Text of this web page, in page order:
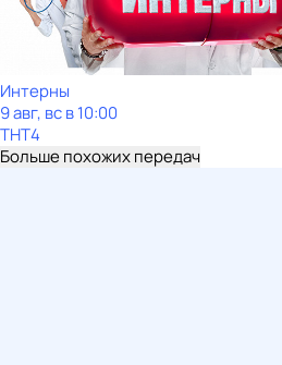
Интерны
9 авг, вс в 10:00
ТНТ4
Больше похожих передач